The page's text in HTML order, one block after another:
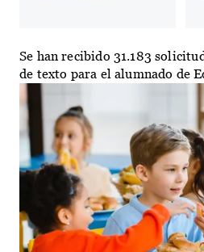
Se han recibido 31.183
de texto para el alumnado de